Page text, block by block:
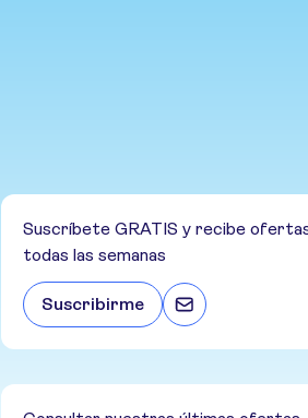
Suscríbete GRATIS y recibe
todas las semanas
Suscribirme